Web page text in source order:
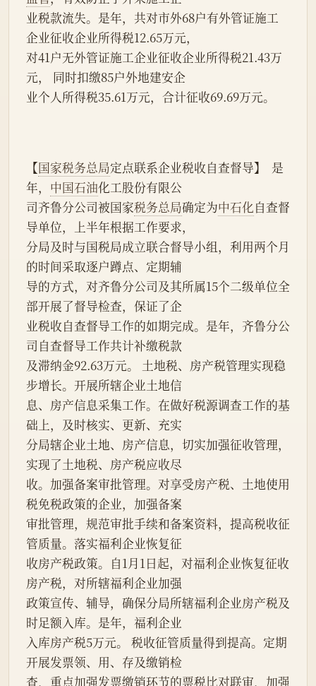
业税款流失。是年，共对市外68户有外管证施工
企业征收企业所得税12.65万元，
对41户无外管证施工企业征收企业所得税21.43万
元， 同时扣缴85户外地建安企
业个人所得税35.61万元，合计征收69.69万元。
【国家税务总局定点联系企业税收自查督导】  是
年， 中国石油化工股份有限公
司齐鲁分公司被国家税务总局确定为中石化自查督
导单位，上半年根据工作要求，
分局及时与国税局成立联合督导小组，利用两个月
的时间采取逐户蹲点、定期辅
导的方式，对齐鲁分公司及其所属15个二级单位全
部开展了督导检查，保证了企
业税收自查督导工作的如期完成。是年，齐鲁分公
司自查督导工作共计补缴税款
及滞纳金92.63万元。 土地税、房产税管理实现稳
步增长。开展所辖企业土地信
息、房产信息采集工作。在做好税源调查工作的基
础上，及时核实、更新、充实
分局辖企业土地、房产信息，切实加强征收管理，
实现了土地税、房产税应收尽
收。加强备案审批管理。对享受房产税、土地使用
税免税政策的企业，加强备案
审批管理，规范审批手续和备案资料，提高税收征
管质量。落实福利企业恢复征
收房产税政策。自1月1日起，对福利企业恢复征收
房产税，对所辖福利企业加强
政策宣传、辅导，确保分局所辖福利企业房产税及
时足额入库。是年，福利企业
入库房产税5万元。 税收征管质量得到提高。定期
开展发票领、用、存及缴销检
查，重点加强发票缴销环节的票税比对联审，加强